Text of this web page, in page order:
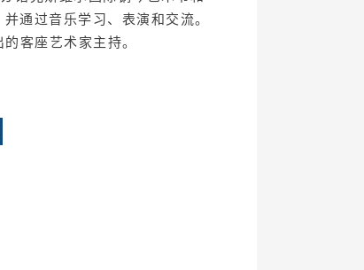
通过音乐学习、表演和交流。
客座艺术家主持。